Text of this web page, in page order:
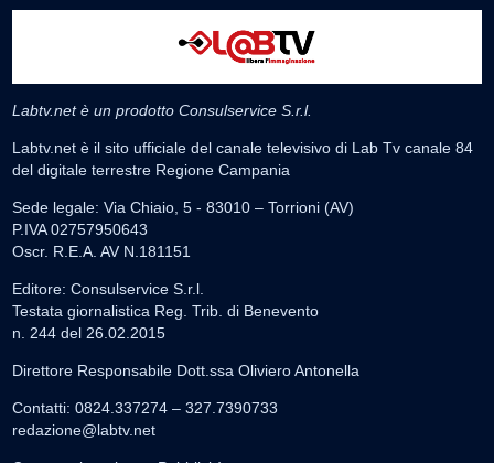
Labtv.net è un prodotto Consulservice S.r.l.
Labtv.net è il sito ufficiale del canale televisivo di Lab Tv canale 84
del digitale terrestre Regione Campania
Sede legale: Via Chiaio, 5 - 83010 – Torrioni (AV)
P.IVA 02757950643
Oscr. R.E.A. AV N.181151
Editore: Consulservice S.r.l.
Testata giornalistica Reg. Trib. di Benevento
n. 244 del 26.02.2015
Direttore Responsabile Dott.ssa Oliviero Antonella
Contatti: 0824.337274 – 327.7390733
redazione@labtv.net